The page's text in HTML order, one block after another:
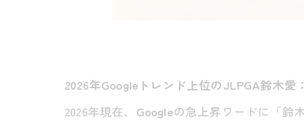
2026年Googleトレンド上位のJLPGA鈴木愛
2026年現在、 Googleの急上昇ワードに「鈴